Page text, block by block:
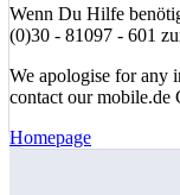
Wenn Du Hilfe
(0)30 - 81097 - 601
We apologise for any
contact our mobile.de
Homepage